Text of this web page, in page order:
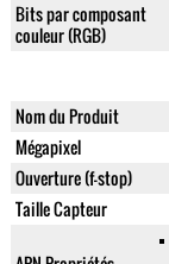
Bits par composant
couleur (RGB)
Nom du Produit
Mégapixel
Ouverture (f-stop)
Taille Capteur